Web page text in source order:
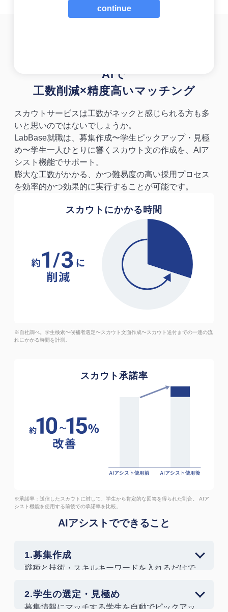
AIで
工数削減×精度高いマッチング
スカウトサービスは工数がネックと感じられる方も多
いと思いのではないでしょうか。
LabBase就職は、募集作成〜学生ピックアップ・見極
め〜学生一人ひとりに響くスカウト文の作成を、AIア
シスト機能でサポート。
膨大な工数がかかる、かつ難易度の高い採用プロセス
を効率的かつ効果的に実行することが可能です。
スカウトにかかる時間
※自社調べ。学生検索〜候補者選定〜スカウト文面作成〜スカウト送付までの一連の流
れにかかる時間を計測。
スカウト承諾率
※承諾率：送信したスカウトに対して、学生から肯定的な回答を得られた割合。
AIア
シスト機能を使用する前後での承諾率を比較。
AIアシストでできること
1.募集作成
職種と技術・スキルキーワードを入れるだけで
2.学生の選定・見極め
募集情報にマッチする学生を自動でピックアッ
continue